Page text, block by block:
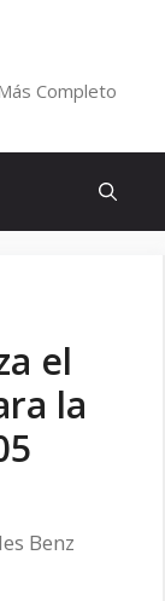
Completo
el
la
Benz